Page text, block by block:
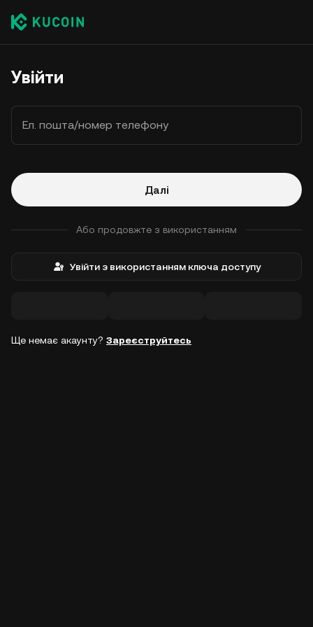
Увійти
Ел. пошта/номер телефону
Далі
Або продовжте з використанням
Увійти з використанням ключа доступу
Ще немає акаунту? Зареєструйтесь